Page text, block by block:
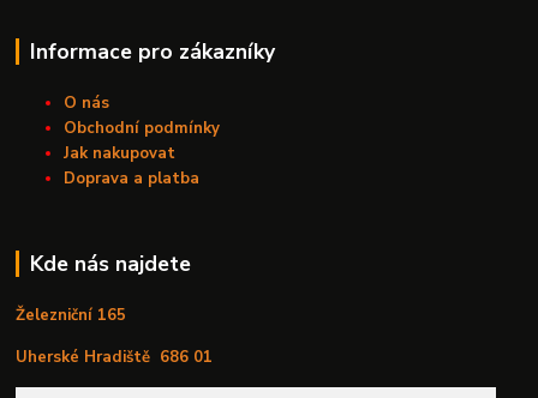
Informace pro zákazníky
O nás
Obchodní podmínky
Jak nakupovat
Doprava a platba
Kde nás najdete
Železniční 165
Uherské Hradiště 686 01